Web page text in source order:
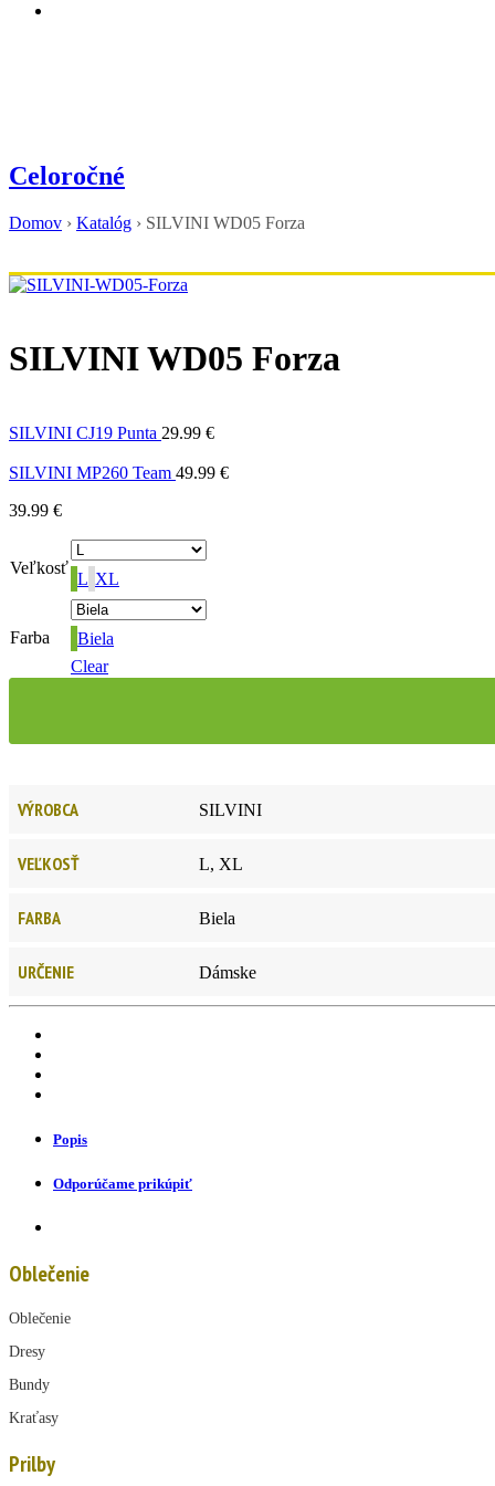
Celoročné
Domov › Katalóg › SILVINI WD05 Forza
SILVINI WD05 Forza
SILVINI CJ19 Punta 29.99 €
SILVINI MP260 Team 49.99 €
39.99 €
Veľkosť
L XL
Farba
Biela
Clear
VÝROBCA SILVINI
VEĽKOSŤ L, XL
FARBA Biela
URČENIE Dámske
Popis
Odporúčame prikúpiť
Oblečenie
Oblečenie
Dresy
Bundy
Kraťasy
Prilby